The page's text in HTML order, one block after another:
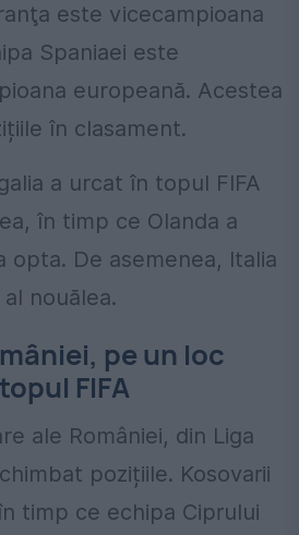
este vicecampioana
Spaniaei este
europeană. Acestea
în clasament.
a urcat în topul FIFA
în timp ce Olanda a
opta. De asemenea, Italia
nouălea.
pe un loc
FIFA
ale României, din Liga
pozițiile. Kosovarii
timp ce echipa Ciprului